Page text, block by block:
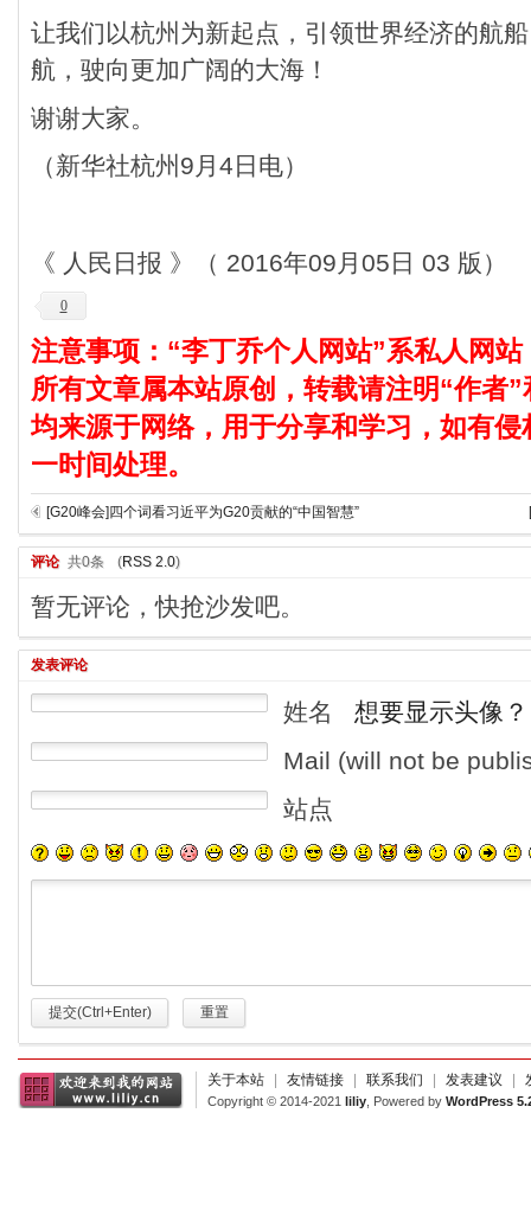
让我们以杭州为新起点，引领世界经济的航
航，驶向更加广阔的大海！
谢谢大家。
（新华社杭州9月4日电）
《 人民日报 》（ 2016年09月05日 03 版）
0
注意事项：“李丁乔个人网站”系私人网
所有文章属本站原创，转载请注明“作者
均来源于网络，用于分享和学习，如有
一时间处理。
[G20峰会]四个词看习近平为G20贡献的“中国智慧”
评论 共0条 (RSS 2.0)
暂无评论，快抢沙发吧。
发表评论
姓名
想要显示头像？
Mail (will not be
站点
提交(Ctrl+Enter) 重置
关于本站 友情链接 联系我们 发表建议
Copyright © 2014-2021 liliy, Powered by WordPress